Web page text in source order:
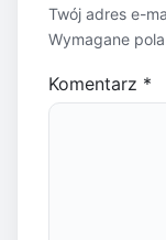
Twój adres e-
Wymagane
Komentarz *